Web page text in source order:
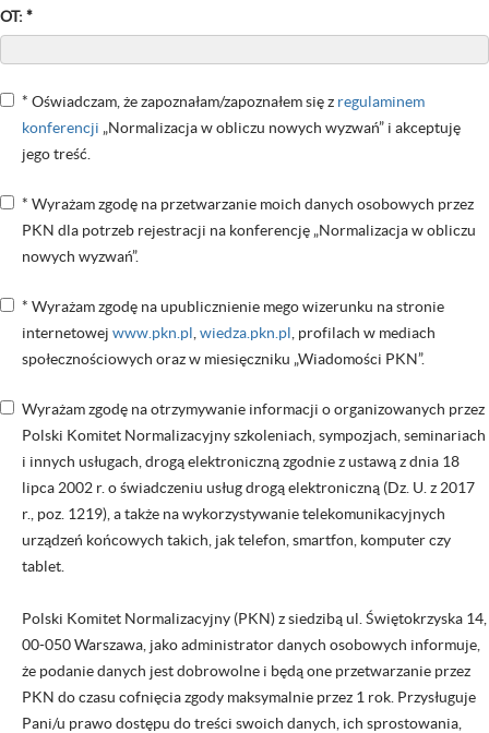
OT: *
* Oświadczam, że zapoznałam/zapoznałem się z regulaminem
konferencji „Normalizacja w obliczu nowych wyzwań” i akceptuję
jego treść.
* Wyrażam zgodę na przetwarzanie moich danych osobowych przez
PKN dla potrzeb rejestracji na konferencję „Normalizacja w obliczu
nowych wyzwań”.
* Wyrażam zgodę na upublicznienie mego wizerunku na stronie
internetowej www.pkn.pl wiedza.pkn.pl , profilach w mediach
społecznościowych oraz w miesięczniku „Wiadomości PKN”.
Wyrażam zgodę na otrzymywanie informacji o organizowanych przez
Polski Komitet Normalizacyjny szkoleniach, sympozjach, seminariach
i innych usługach, drogą elektroniczną zgodnie z ustawą z dnia 18
lipca 2002 r. o świadczeniu usług drogą elektroniczną (Dz. U. z 2017
r., poz. 1219), a także na wykorzystywanie telekomunikacyjnych
urządzeń końcowych takich, jak telefon, smartfon, komputer czy
tablet.
Polski Komitet Normalizacyjny (PKN) z siedzibą ul. Świętokrzyska 14,
00-050 Warszawa, jako administrator danych osobowych informuje,
że podanie danych jest dobrowolne i będą one przetwarzanie przez
PKN do czasu cofnięcia zgody maksymalnie przez 1 rok. Przysługuje
Pani/u prawo dostępu do treści swoich danych, ich sprostowania,